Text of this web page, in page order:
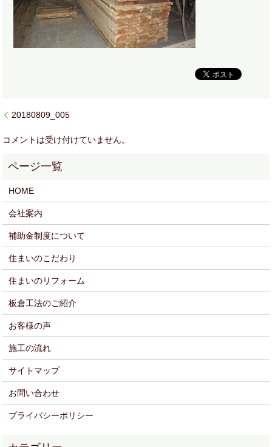
20180809_005
コメントは受け付けていません。
HOME
会社案内
補助金制度について
住まいのこだわり
住まいのリフォーム
板倉工法のご紹介
お客様の声
施工の流れ
サイトマップ
お問い合わせ
プライバシーポリシー